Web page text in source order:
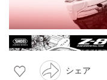
シェア